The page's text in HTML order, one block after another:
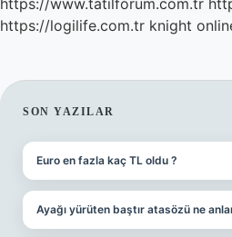
https://www.tatilforum.com.tr
https://logilife.com.tr knight
SIDEBAR
SON YAZILAR
Euro en fazla kaç TL oldu ?
Ayağı yürüten baştır atasözü ne